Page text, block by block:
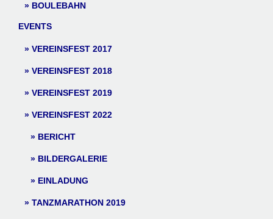
BOULEBAHN
EVENTS
VEREINSFEST 2017
VEREINSFEST 2018
VEREINSFEST 2019
VEREINSFEST 2022
BERICHT
BILDERGALERIE
EINLADUNG
TANZMARATHON 2019